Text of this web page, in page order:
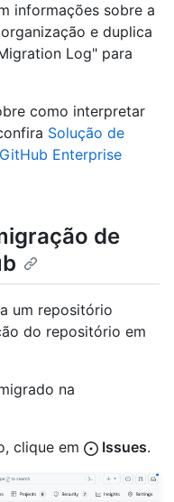
informações sobre a
e duplica
Log" para
como interpretar
Solução de
Enterprise
de
um repositório
do repositório em
na
clique em
Issues.